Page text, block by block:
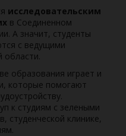
исследовательским
в Соединенном
А значит, студенты
с ведущими
области.
образования играет и
которые помогают
к студиям с зелеными
студенческой клинике,